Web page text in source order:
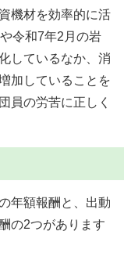
機材を効率的に活
令和7年2月の岩
しているなか、消
加していることを
員の労苦に正しく
年額報酬と、出動
の2つがあります